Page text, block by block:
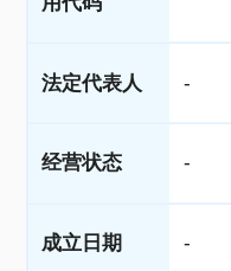
法定代表人 -
经营状态 -
成立日期 -